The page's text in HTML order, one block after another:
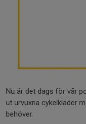
Nu är det dags för vår
ut urvuxna cykelkläder
behöver.